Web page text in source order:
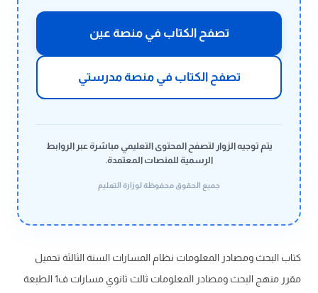
تصفح الكتاب في منصة عين
تصفح الكتاب في منصة مدرستي
يتم توجيه الزوار لتصفح المحتوى التعليمي مباشرة عبر الروابط
الرسمية للمنصات المعتمدة.
جميع الحقوق محفوظة لوزارة التعليم
كتاب البحث ومصادر المعلومات نظام المسارات السنة الثالثة تحميل
مقرر منهج البحث ومصادر المعلومات ثالث ثانوي مسارات ف1 الطبعة